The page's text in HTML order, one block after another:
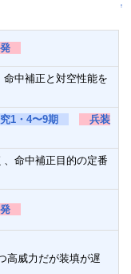
↑
発
中補正と対空性能を
1・4〜9期
兵装
命中補正目的の定番
発
高威力だが装填が遅